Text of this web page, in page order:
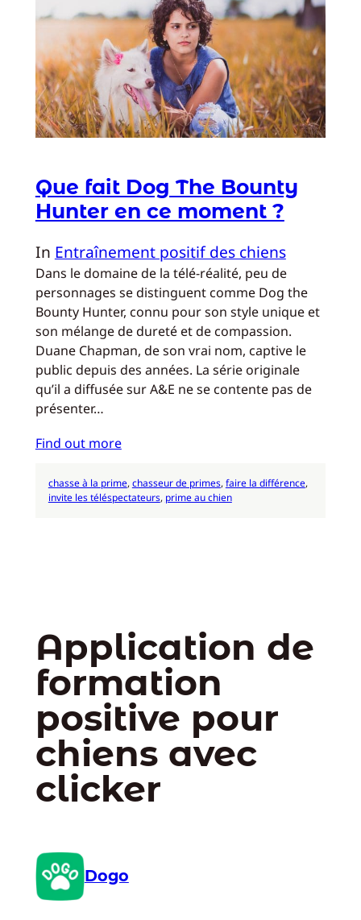
Que fait Dog The Bounty
Hunter en ce moment ?
In Entraînement positif des chiens
Dans le domaine de la télé-réalité, peu de
personnages se distinguent comme Dog the
Bounty Hunter, connu pour son style unique et
son mélange de dureté et de compassion.
Duane Chapman, de son vrai nom, captive le
public depuis des années. La série originale
qu’il a diffusée sur A&E ne se contente pas de
présenter…
Find out more
chasse à la prime, chasseur de primes, faire la différence
invite les téléspectateurs, prime au chien
Application de
formation
positive pour
chiens avec
clicker
Dogo